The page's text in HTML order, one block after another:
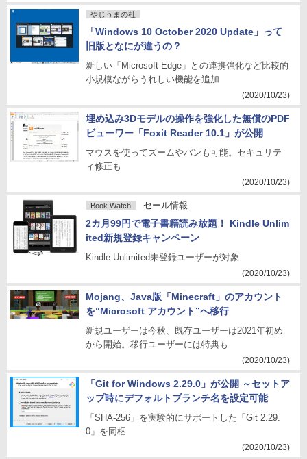
やじうまの杜
「Windows 10 October 2020 Update」って
旧版となにが違うの？
新しい「Microsoft Edge」との連携強化など比較的
小規模ながらうれしい機能を追加
(2020/10/23)
埋め込み3Dモデルの操作を強化した無償のPDF
ビューワー「Foxit Reader 10.1」が公開
マウスを使ってズームやパンも可能。セキュリテ
ィ修正も
(2020/10/23)
Book Watch セール情報
2カ月99円で電子書籍読み放題！ Kindle Unlim
ited新規登録キャンペーン
Kindle Unlimited未登録ユーザーが対象
(2020/10/23)
Mojang、Java版「Minecraft」のアカウント
を“Microsoft アカウント”へ移行
新規ユーザーは今秋、既存ユーザーは2021年初め
から開始。移行ユーザーには特典も
(2020/10/23)
「Git for Windows 2.29.0」が公開 ～セットア
ップ時にデフォルトブランチ名を設定可能
「SHA-256」を実験的にサポートした「Git 2.29.
0」を同梱
(2020/10/23)